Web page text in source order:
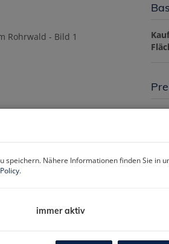
speichern. Nähere Informationen finden Sie in
.
immer aktiv